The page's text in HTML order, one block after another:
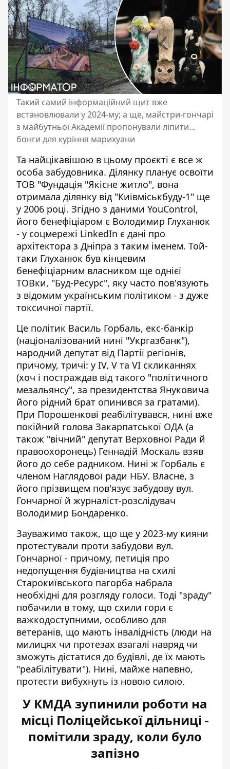
Такий самий інформаційний щит вже
встановлювали у 2024-му; а ще, майстри-гончарі
з майбутньої Академії пропонували ліпити...
бонги для куріння марихуани
Та найцікавішою в цьому проєкті є все ж
особа забудовника. Ділянку планує освоїти
ТОВ "Фундація "Якісне житло", вона
отримала ділянку від "Київміськбуду-1" ще
у 2006 році. Згідно з даними YouControl,
його бенефіціаром є Володимир Глуханюк
- у соцмережі LinkedIn є дані про
архітектора з Дніпра з таким іменем. Той-
таки Глуханюк був кінцевим
бенефіціарним власником ще однієї
ТОВки, "Буд-Ресурс", яку часто пов'язують
з відомим українським політиком - з дуже
токсичної партії.
Це політик Василь Горбаль, екс-банкір
(націоналізований нині "Укргазбанк"),
народний депутат від Партії регіонів,
причому, тричі: у IV, V та VI скликаннях
(хоч і постраждав від такого "політичного
мезальянсу", за президентства Януковича
його рідний брат опинився за гратами).
При Порошенкові реабілітувався, нині вже
покійний голова Закарпатської ОДА (а
також "вічний" депутат Верховної Ради й
правоохоронець) Геннадій Москаль взяв
його до себе радником. Нині ж Горбаль є
членом Наглядової ради НБУ. Власне, з
його прізвищем пов'язує забудову вул.
Гончарної й журналіст-розслідувач
Володимир Бондаренко.
Зауважимо також, що ще у 2023-му кияни
протестували проти забудови вул.
Гончарної - причому, петиція про
недопущення будівництва на схилі
Старокиївського пагорба набрала
необхідні для розгляду голоси. Тоді "зраду"
побачили в тому, що схили гори є
важкодоступними, особливо для
ветеранів, що мають інвалідність (люди на
милицях чи протезах взагалі навряд чи
зможуть дістатися до будівлі, де їх мають
"реабілітувати"). Нині, майже напевно,
протести вибухнуть із новою силою.
У КМДА зупинили роботи на
місці Поліцейської дільниці -
помітили зраду, коли було
запізно